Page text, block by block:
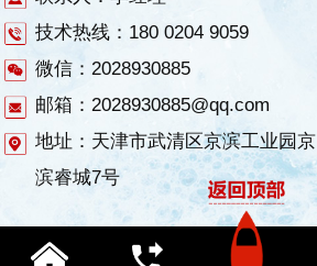
技术热线：180 0204 9059
微信：2028930885
邮箱：2028930885@qq.com
地址：天津市武清区京滨工业园京
滨睿城7号